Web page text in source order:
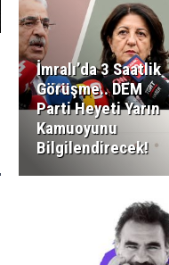
İmralı’da 3 Saatlik
Görüşme.. DEM
Parti Heyeti Yarın
Kamuoyunu
Bilgilendirecek!